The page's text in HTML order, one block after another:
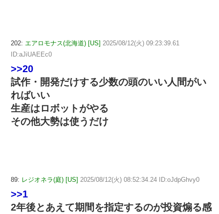
202: エアロモナス(北海道) [US] 2025/08/12(火) 09:23:39.61
ID:aJiUAEEc0
>>20
試作・開発だけする少数の頭のいい人間がい
ればいい
生産はロボットがやる
その他大勢は使うだけ
89: レジオネラ(庭) [US] 2025/08/12(火) 08:52:34.24 ID:oJdpGhvy0
>>1
2年後とあえて期間を指定するのが投資煽る感